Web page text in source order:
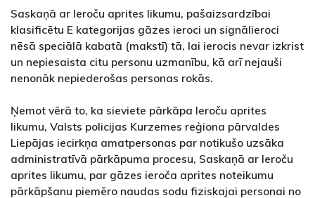
Saskaņā ar Ieroču aprites likumu, pašaizsardzībai
klasificētu E kategorijas gāzes ieroci un signālieroci
nēsā speciālā kabatā (makstī) tā, lai ierocis nevar izkrist
un nepiesaista citu personu uzmanību, kā arī nejauši
nenonāk nepiederošas personas rokās.
Ņemot vērā to, ka sieviete pārkāpa Ieroču aprites
likumu, Valsts policijas Kurzemes reģiona pārvaldes
Liepājas iecirkņa amatpersonas par notikušo uzsāka
administratīvā pārkāpuma procesu, Saskaņā ar Ieroču
aprites likumu, par gāzes ieroča aprites noteikumu
pārkāpšanu piemēro naudas sodu fiziskajai personai no